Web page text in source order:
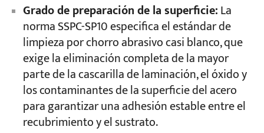
Grado de preparación de la superficie:La
norma SSPC-SP10 especifica el estándar de
limpieza por chorro abrasivo casi blanco, que
exige la eliminación completa de la mayor
parte de la cascarilla de laminación, el óxido y
los contaminantes de la superficie del acero
para garantizar una adhesión estable entre el
recubrimiento y el sustrato.